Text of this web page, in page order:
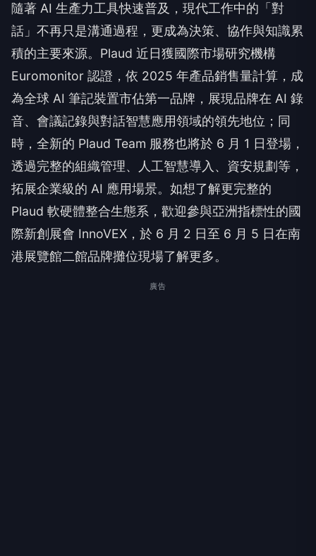
隨著 AI 生產力工具快速普及，現代工作中的「對
話」不再只是溝通過程，更成為決策、協作與知識累
積的主要來源。Plaud 近日獲國際市場研究機構
Euromonitor 認證，依 2025 年產品銷售量計算，成
為全球 AI 筆記裝置市佔第一品牌，展現品牌在 AI 錄
音、會議記錄與對話智慧應用領域的領先地位；同
時，全新的 Plaud Team 服務也將於 6 月 1 日登場，
透過完整的組織管理、人工智慧導入、資安規劃等，
拓展企業級的 AI 應用場景。如想了解更完整的
Plaud 軟硬體整合生態系，歡迎參與亞洲指標性的國
際新創展會 InnoVEX，於 6 月 2 日至 6 月 5 日在南
港展覽館二館品牌攤位現場了解更多。
廣告